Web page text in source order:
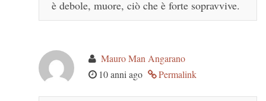
è debole, muore, ciò che è forte sopravvive.
Mauro Man Angarano
10 anni ago
Permalink